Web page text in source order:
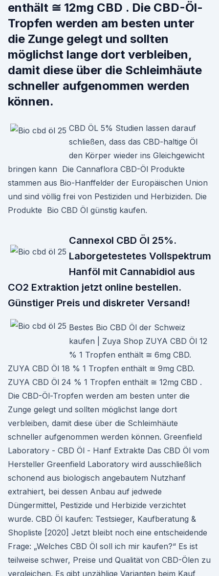
enthält ≅ 12mg CBD . Die CBD-Öl-
Tropfen werden am besten unter
die Zunge gelegt und sollten
möglichst lange dort verbleiben,
damit diese über die Schleimhäute
schneller aufgenommen werden
können.
CBD ÖL 5% Studien lassen darauf
schließen, dass das CBD-haltige Öl
den Körper wieder ins Gleichgewicht
bringen kann Die Cannaflora CBD-Öl Produkte
stammen aus Bio-Hanffelder der Europäischen Union
und sind völlig frei von Pestiziden und Herbiziden. Die
Produkte Bio CBD Öl günstig kaufen.
Cannexol CBD Öl 25%.
Laborgetestetes Vollspektrum
Hanföl mit Cannabidiol aus
CO2 Extraktion jetzt online bestellen.
Günstiger Preis und diskreter Versand!
Bestes Bio CBD Öl der Schweiz
kaufen | Zuya Shop ZUYA CBD Öl 12
% 1 Tropfen enthält ≅ 6mg CBD.
ZUYA CBD Öl 18 % 1 Tropfen enthält ≅ 9mg CBD.
ZUYA CBD Öl 24 % 1 Tropfen enthält ≅ 12mg CBD .
Die CBD-Öl-Tropfen werden am besten unter die
Zunge gelegt und sollten möglichst lange dort
verbleiben, damit diese über die Schleimhäute
schneller aufgenommen werden können. Greenfield
Laboratory - CBD Öl - Hanf Extrakte Das CBD Öl vom
Hersteller Greenfield Laboratory wird ausschließlich
schonend aus biologisch angebautem Nutzhanf
extrahiert, bei dessen Anbau auf jedwede
Düngermittel, Pestizide und Herbizide verzichtet
wurde. CBD Öl kaufen: Testsieger, Kaufberatung &
Shopliste [2020] Jetzt bleibt noch eine entscheidende
Frage: „Welches CBD Öl soll ich mir kaufen?“ Es ist
teilweise schwer, Preise und Qualität von CBD-Ölen zu
vergleichen. Es gibt unzählige Varianten beim Kauf